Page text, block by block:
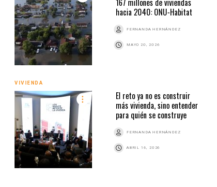
167 millones de viviendas
hacia 2040: ONU-Habitat
FERNANDA HERNÁNDEZ
MAYO 20, 2026
VIVIENDA
El reto ya no es construir
más vivienda, sino entender
para quién se construye
FERNANDA HERNÁNDEZ
ABRIL 16, 2026